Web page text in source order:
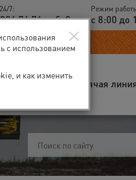
7:
76 76 доб. 2
Режим
с 8:00 до
События Горячая линия
×
с использованием
и как изменить